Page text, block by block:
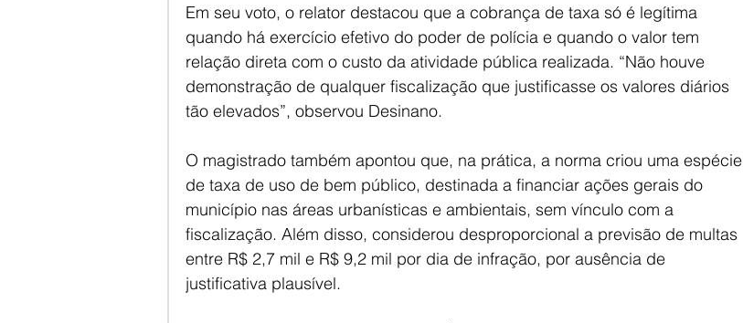
Em seu voto, o relator destacou que a cobrança de taxa só é legítima
quando há exercício efetivo do poder de polícia e quando o valor tem
relação direta com o custo da atividade pública realizada. “Não houve
demonstração de qualquer fiscalização que justificasse os valores diários
tão elevados”, observou Desinano.
O magistrado também apontou que, na prática, a norma criou uma espécie
de taxa de uso de bem público, destinada a financiar ações gerais do
município nas áreas urbanísticas e ambientais, sem vínculo com a
fiscalização. Além disso, considerou desproporcional a previsão de multas
entre R$ 2,7 mil e R$ 9,2 mil por dia de infração, por ausência de
justificativa plausível.